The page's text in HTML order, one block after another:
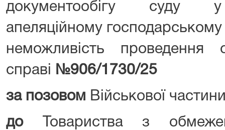
документообігу суду у
апеляційному
неможливість проведення
справі №906/1730/25
за позовом
Військової
до
Товариства з